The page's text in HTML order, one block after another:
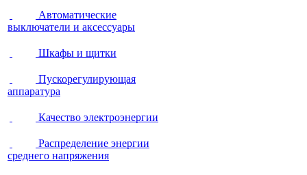
Автоматические
выключатели и аксессуары
Шкафы и щитки
Пускорегулирующая
аппаратура
Качество электроэнергии
Распределение энергии
среднего напряжения